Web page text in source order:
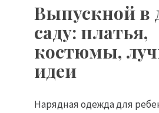
Выпускной в
саду: платья,
костюмы,
идеи
Нарядная одежда для